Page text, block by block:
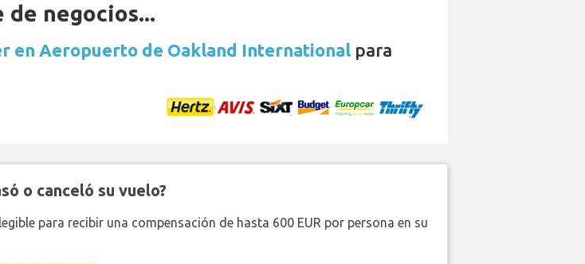
de negocios...
en Aeropuerto de Oakland International para
o canceló su vuelo?
para recibir una compensación de hasta 600 EUR por persona en su